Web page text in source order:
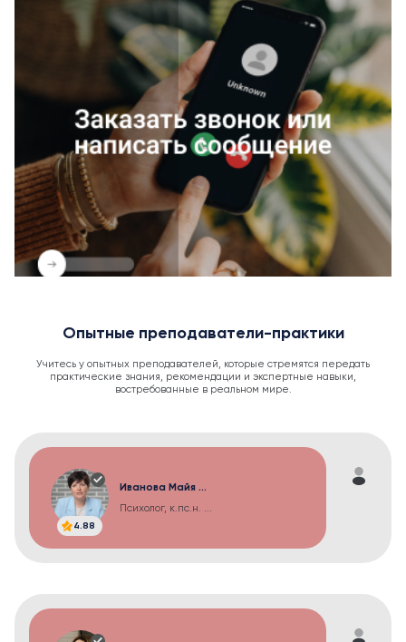
Опытные преподаватели-практики
Учитесь у опытных преподавателей, которые стремятся передать
практические знания, рекомендации и экспертные навыки,
востребованные в реальном мире.
4.88
Иванова Майя ...
Психолог, к.пс.н. ...